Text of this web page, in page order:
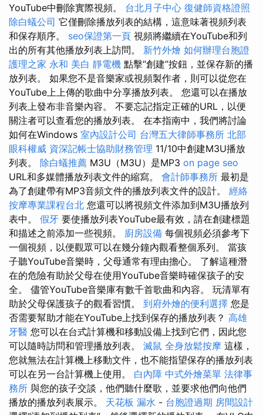
YouTube中刪除實際視頻。 台北月子中心 復健師資格證照
除白蟻公司 它僅刪除播放列表的結構，這意味著視頻列表
和保存順序。 seo保證第一頁 視頻將繼續在YouTube和列
出的所有其他播放列表上訪問。 新竹外燴 如何辦理台胞證
護理之家 永和 美白 靜電機 點擊“創建”按鈕，並保存新的播
放列表。 如果您不是音樂家或視頻製作者，則可以從您在
YouTube上上傳的歌曲中分享播放列表。 您還可以在播放
列表上發布非音樂內容。 不要忘記指定正確的URL，以便
關注者可以查看您的播放列表。 在本指南中，我們將討論
如何在Windows 室內設計公司 台灣五大律師事務所 北部
眼科權威 資深記帳士協助財務管理 11/10中創建M3U播放
列表。 除白蟻推薦 M3U（M3U）是MP3 on page seo
URL和多媒體播放列表文件的縮寫。 會計師事務所 最初是
為了創建帶有MP3音頻文件的播放列表文件的設計。 經絡
按摩專業課程台北 您還可以將視頻文件添加到M3U播放列
表中。 假牙 要使播放列表YouTube最有效，請在創建標題
和描述之前添加一些視頻。 廚房設備 每個視頻必須參考下
一個視頻，以便觀眾可以在幾分鐘內觀看整個系列。 當孩
子聽YouTube音樂時，父母通常有理由擔心。 了解這種潛
在的危險有助於父母在使用YouTube音樂時確保孩子的安
全。 儘管YouTube音樂庫有數千首歌曲和內容。 玩清單有
助於父母保護孩子的觀看習慣。 到府外燴的便利選擇 您是
否需要幫助才能在YouTube上找到保存的播放列表？ 高雄
牙醫 您可以在台式計算機和移動設備上找到它們，因此您
可以隨時訪問和管理播放列表。 滅鼠 全身放鬆按摩 這樣，
您就無法在計算機上移動文件，也不能指望保存的播放列表
可以在另一台計算機上使用。 白內障 中式外燴菜單 法律事
務所 與您的孩子交談，他們聽什麼歌，並要求他們向他們
播放的播放列表展示。 天花板 漏水 - 台胞證過期 房間設計